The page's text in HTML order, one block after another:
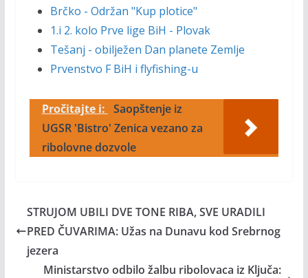
Brčko - Održan "Kup plotice"
1.i 2. kolo Prve lige BiH - Plovak
Tešanj - obilježen Dan planete Zemlje
Prvenstvo F BiH i flyfishing-u
Pročitajte i: Saopštenje iz
UGSR 'Bistro' Zenica vezano za
ribolovne dozvole
STRUJOM UBILI DVE TONE RIBA, SVE URADILI
PRED ČUVARIMA: Užas na Dunavu kod Srebrnog
jezera
Ministarstvo odbilo žalbu ribolovaca iz Ključa: